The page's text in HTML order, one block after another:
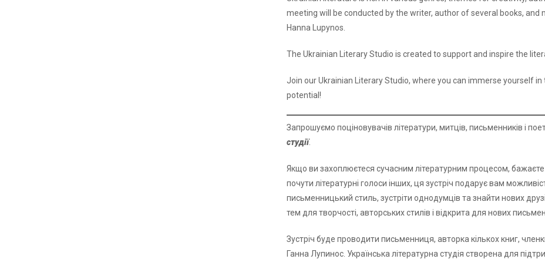
meeting will be conducted by the writer, author of several books,
Hanna Lupynos.
The Ukrainian Literary Studio is created to support and inspire the
Join our Ukrainian Literary Studio, where you can immerse yourself
potential!
Запрошуємо поціновувачів літератури, митців, письменників і
студії.
Якщо ви захоплюєтеся сучасним літературним процесом,
почути літературні голоси інших, ця зустріч подарує вам
письменницький стиль, зустріти однодумців та знайти нових
тем для творчості, авторських стилів і відкрита для нових
Зустріч буде проводити письменниця, авторка кількох книг,
Ганна Лупинос. Українська літературна студія створена для